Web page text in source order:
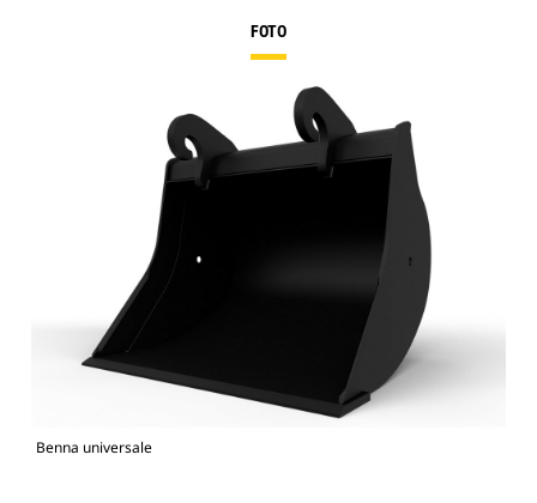
FOTO
Benna universale